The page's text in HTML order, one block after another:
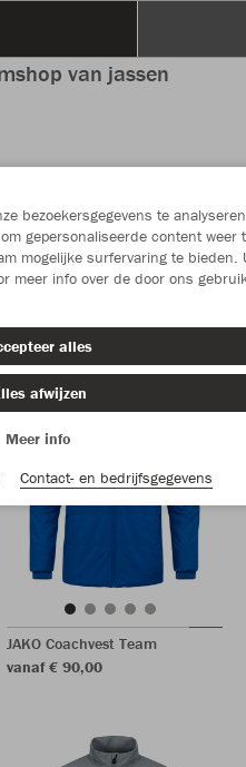
van jassen
MEER FILTERS
JAKO Coachvest Team
vanaf € 90,00
bezoekersgegevens te
gepersonaliseerde content weer
mogelijke surfervaring te bieden.
meer info over de door ons
alles
afwijzen
Meer info
Contact- en bedrijfsgegevens